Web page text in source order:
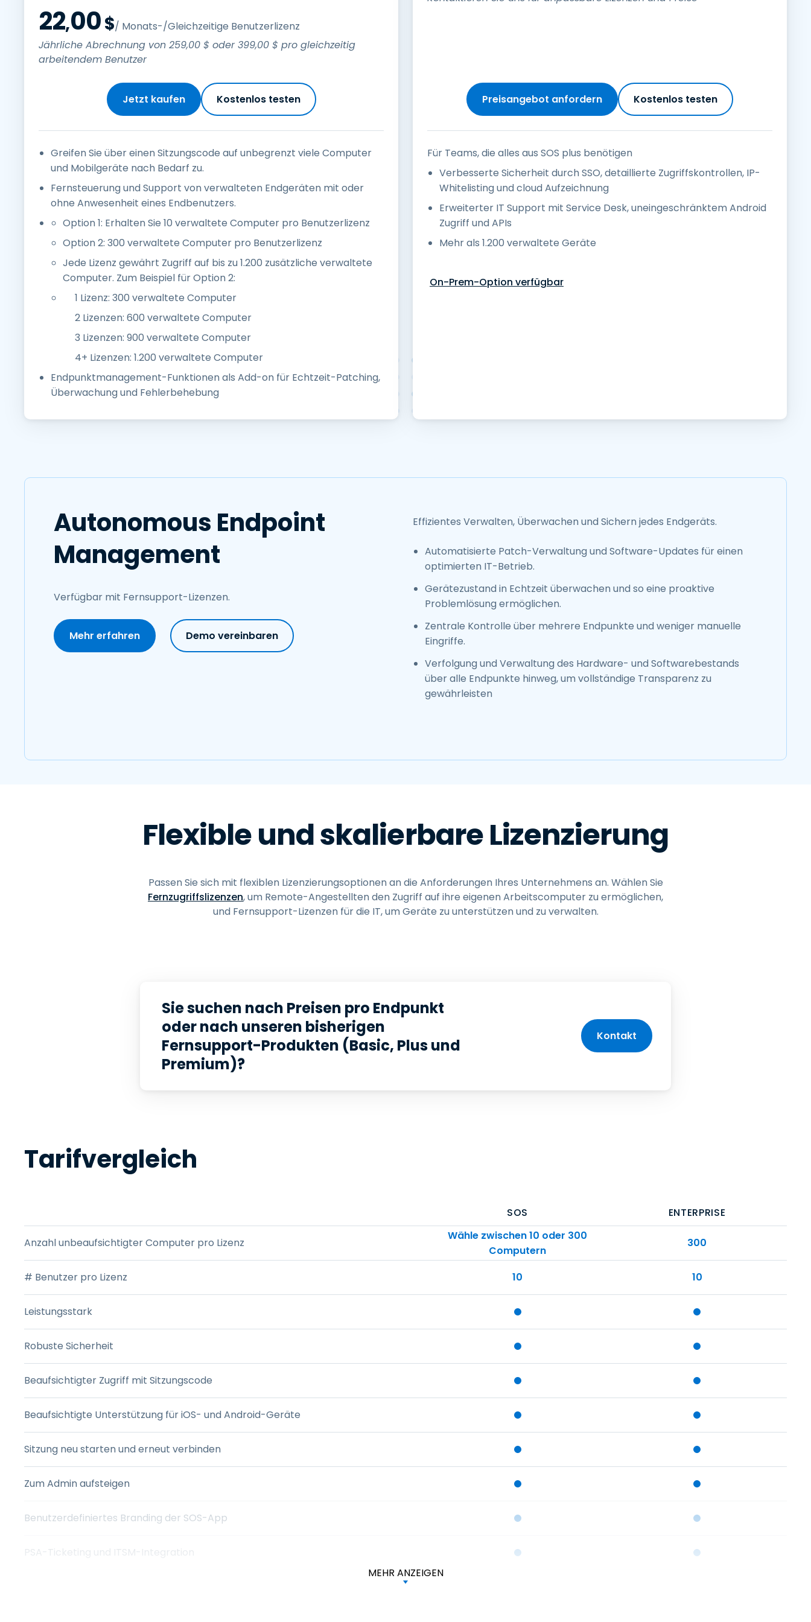
22,00$/ Monats-/Gleichzeitige Benutzerlizenz
Jährliche Abrechnung von 259,00 $ oder399,00 $ pro gleichzeitig
arbeitendem Benutzer
Jetzt kaufen Kostenlos testen
Greifen Sie über einen Sitzungscode auf unbegrenzt viele Computer
und Mobilgeräte nach Bedarf zu.
Fernsteuerung und Support von verwalteten Endgeräten mit oder
ohne Anwesenheit eines Endbenutzers.
Option 1: Erhalten Sie 10 verwaltete Computer pro Benutzerlizenz
Option 2: 300 verwaltete Computer pro Benutzerlizenz
Jede Lizenz gewährt Zugriff auf bis zu 1.200 zusätzliche verwaltete
Computer. Zum Beispiel für Option 2:
1 Lizenz: 300 verwaltete Computer
2 Lizenzen: 600 verwaltete Computer
3 Lizenzen: 900 verwaltete Computer
4+ Lizenzen: 1.200 verwaltete Computer
Endpunktmanagement-Funktionen als Add-on für Echtzeit-Patching,
Überwachung und Fehlerbehebung
Preisangebot anfordern Kostenlos testen
Für Teams, die alles aus SOS plus benötigen
Verbesserte Sicherheit durch SSO, detaillierte Zugriffskontrollen, IP-
Whitelisting und cloud Aufzeichnung
Erweiterter IT Support mit Service Desk, uneingeschränktem Android
Zugriff und APIs
Mehr als 1.200 verwaltete Geräte
On-Prem-Option verfügbar
Autonomous Endpoint
Management
Verfügbar mit Fernsupport-Lizenzen.
Mehr erfahren Demo vereinbaren
Effizientes Verwalten, Überwachen und Sichern jedes Endgeräts.
Automatisierte Patch-Verwaltung und Software-Updates für einen
optimierten IT-Betrieb.
Gerätezustand in Echtzeit überwachen und so eine proaktive
Problemlösung ermöglichen.
Zentrale Kontrolle über mehrere Endpunkte und weniger manuelle
Eingriffe.
Verfolgung und Verwaltung des Hardware- und Softwarebestands
über alle Endpunkte hinweg, um vollständige Transparenz zu
gewährleisten
Flexible und skalierbare Lizenzierung
Passen Sie sich mit flexiblen Lizenzierungsoptionen an die Anforderungen Ihres Unternehmens an. Wählen Sie
Fernzugriffslizenzen, um Remote-Angestellten den Zugriff auf ihre eigenen Arbeitscomputer zu ermöglichen,
und Fernsupport-Lizenzen für die IT, um Geräte zu unterstützen und zu verwalten.
Sie suchen nach Preisen pro Endpunkt
oder nach unseren bisherigen
Fernsupport-Produkten (Basic, Plus und
Premium)?
Kontakt
Tarifvergleich
PRODUKTFUNKTIONEN
SOS ENTERPRISE
Anzahl unbeaufsichtigter Computer pro Lizenz
Wähle zwischen 10 oder 300
Computern
300
# Benutzer pro Lizenz 10 10
Leistungsstark
Robuste Sicherheit
Beaufsichtigter Zugriff mit Sitzungscode
Beaufsichtigte Unterstützung für iOS- und Android-Geräte
Sitzung neu starten und erneut verbinden
Zum Admin aufsteigen
Benutzerdefiniertes Branding der SOS-App
PSA-Ticketing und ITSM-Integration
MEHR ANZEIGEN